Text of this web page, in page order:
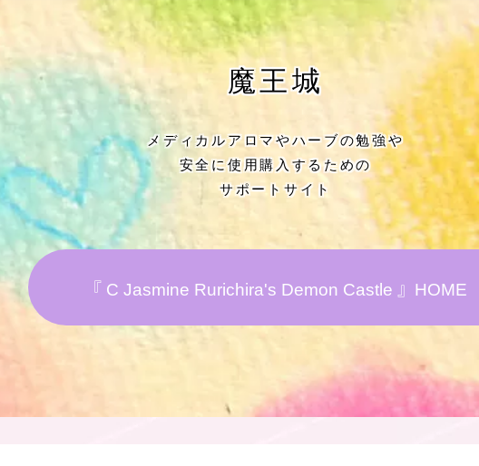
★アロマ検定＋αクイズ
★アロマハーブ傾向チェック
★導きの階層図/目次
お知らせ
公式ウェブサイト『Botanical Study』
Cジャスミン瑠璃地楽の主な活動先リン
魔王城
メディカルアロマやハーブの勉強や
安全に使用購入するための
サポートサイト
『 C Jasmine Rurichira's Demon Castle 』HOME